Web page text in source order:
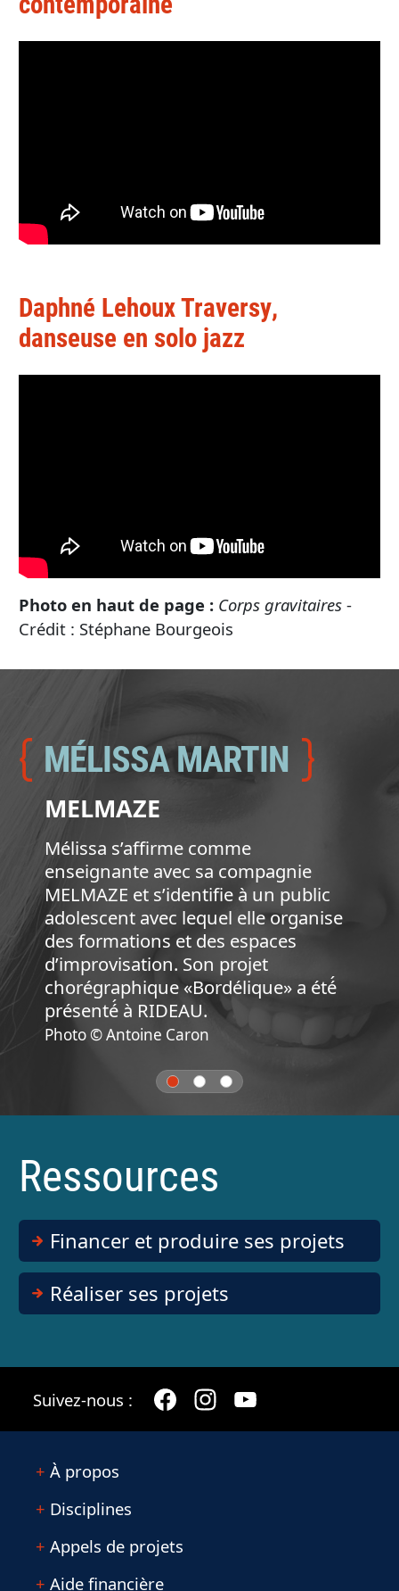
Daphné Lehoux Traversy,
danseuse en solo jazz
Photo en haut de page : Corps gravitaires -
Crédit : Stéphane Bourgeois
MÉLISSA MARTIN
MELMAZE
Mélissa s’affirme comme
enseignante avec sa compagnie
MELMAZE et s’identifie à un public
adolescent avec lequel elle organise
des formations et des espaces
d’improvisation. Son projet
chorégraphique «Bordélique» a été́
présenté́ à RIDEAU.
Photo © Antoine Caron
Ressources
Financer et produire ses projets
Réaliser ses projets
Suivez-nous :
À propos
Disciplines
Appels de projets
Aide financière